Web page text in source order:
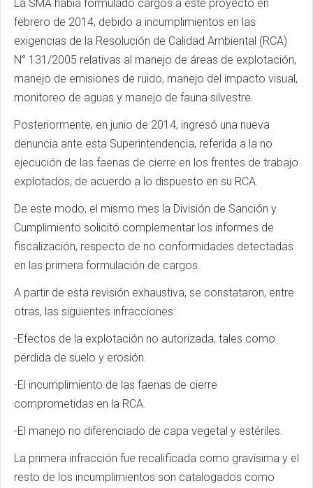
La SMA había formulado cargos a este proyecto en
febrero de 2014, debido a incumplimientos en las
exigencias de la Resolución de Calidad Ambiental (RCA)
N° 131/2005 relativas al manejo de áreas de explotación,
manejo de emisiones de ruido, manejo del impacto visual,
monitoreo de aguas y manejo de fauna silvestre.
Posteriormente, en junio de 2014, ingresó una nueva
denuncia ante esta Superintendencia, referida a la no
ejecución de las faenas de cierre en los frentes de trabajo
explotados, de acuerdo a lo dispuesto en su RCA.
De este modo, el mismo mes la División de Sanción y
Cumplimiento solicitó complementar los informes de
fiscalización, respecto de no conformidades detectadas
en las primera formulación de cargos.
A partir de esta revisión exhaustiva, se constataron, entre
otras, las siguientes infracciones:
-Efectos de la explotación no autorizada, tales como
pérdida de suelo y erosión.
-El incumplimiento de las faenas de cierre
comprometidas en la RCA.
-El manejo no diferenciado de capa vegetal y estériles.
La primera infracción fue recalificada como gravísima y el
resto de los incumplimientos son catalogados como